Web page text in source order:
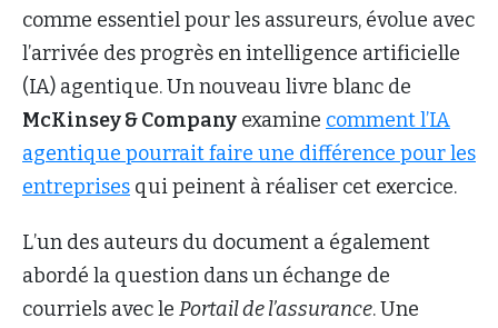
comme essentiel pour les assureurs, évolue avec
l’arrivée des progrès en intelligence artificielle
(IA) agentique. Un nouveau livre blanc de
McKinsey & Company examine comment l’IA
agentique pourrait faire une différence pour les
entreprises qui peinent à réaliser cet exercice.
L’un des auteurs du document a également
abordé la question dans un échange de
courriels avec le Portail de l’assurance. Une